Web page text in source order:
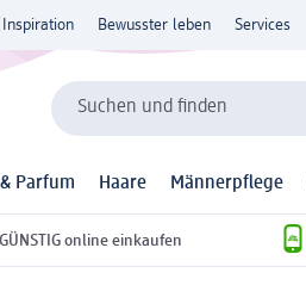
Inspiration Bewusster leben Services
Suchen und finden
Parfum Haare Männerpflege
online einkaufen